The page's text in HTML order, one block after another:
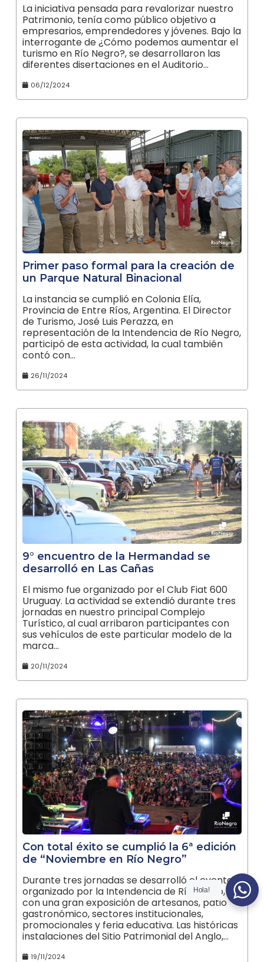
La iniciativa pensada para revalorizar nuestro
Patrimonio, tenía como público objetivo a
empresarios, emprendedores y jóvenes. Bajo la
interrogante de ¿Cómo podemos aumentar el
turismo en Río Negro?, se desarrollaron las
diferentes disertaciones en el Auditorio…
06/12/2024
Primer paso formal para la creación de
un Parque Natural Binacional
La instancia se cumplió en Colonia Elía,
Provincia de Entre Ríos, Argentina. El Director
de Turismo, José Luis Perazza, en
representación de la Intendencia de Río Negro,
participó de esta actividad, la cual también
contó con…
26/11/2024
9° encuentro de la Hermandad se
desarrolló en Las Cañas
El mismo fue organizado por el Club Fiat 600
Uruguay. La actividad se extendió durante tres
jornadas en nuestro principal Complejo
Turístico, al cual arribaron participantes con
sus vehículos de este particular modelo de la
marca…
20/11/2024
Con total éxito se cumplió la 6ª edición
de “Noviembre en Río Negro”
Durante tres jornadas se desarrolló el evento
organizado por la Intendencia de Río Negro,
con una gran exposición de artesanos, patio
gastronómico, sectores institucionales,
promocionales y feria educativa. Las históricas
instalaciones del Sitio Patrimonial del Anglo,…
19/11/2024
Hola!